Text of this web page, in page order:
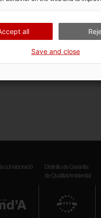
Bisbat de Girona
Exposició permanent
Fons Bisbat de Girona
col·laboració
Distintiu de Garantia
de Qualitat Ambiental
all
Save and close